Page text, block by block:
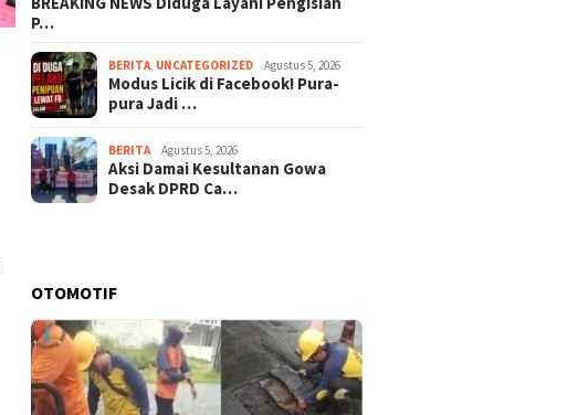
P…
BERITA UNCATEGORIZED Agustus 5, 2026
Modus Licik di Facebook! Pura-
pura Jadi …
BERITA Agustus 5, 2026
Aksi Damai Kesultanan Gowa
Desak DPRD Ca…
OTOMOTIF